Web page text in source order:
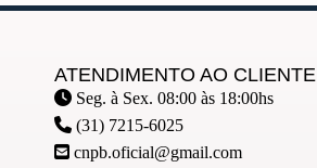
ATENDIMENTO AO CLIENTE
Seg. à Sex. 08:00 às 18:00hs
(31) 7215-6025
cnpb.oficial@gmail.com